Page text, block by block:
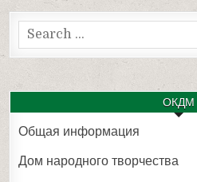
Search
for:
ОКДМ
Общая информация
Дом народного творчества